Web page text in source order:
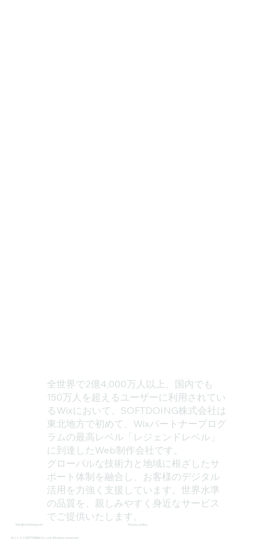
全世界で2億4,000万人以上、国内でも
150万人を超えるユーザーに利用されてい
るWixにおいて、SOFTDOING株式会社は
東北地方で初めて、Wixパートナープログ
ラムの最高レベル「レジェンドレベル」
に到達したWeb制作会社です。
グローバルな技術力と地域に根ざしたサ
ポート体制を融合し、お客様のデジタル
活用を力強く支援しています。世界水準
の品質を、親しみやすく身近なサービス
でご提供いたします。
info@softdoing.net Privacy policy
@２０２５SOFTDOING Co., Ltd. All rights reserved.